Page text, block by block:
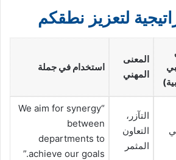
لتعزيز نطقكم
المعنى
المهني
استخدام في جملة
التآزر،
التعاون
المثمر
“We aim for synergy
between
departments to
achieve our goals.”